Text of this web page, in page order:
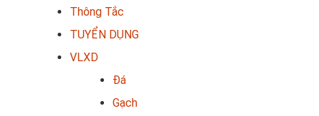
Thông Tắc
TUYỂN DỤNG
VLXD
Đá
Gạch